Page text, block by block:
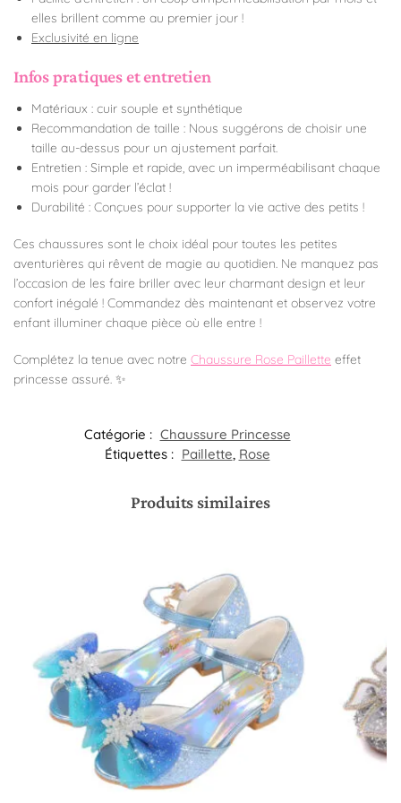
elles brillent comme au premier jour !
Exclusivité en ligne
Infos pratiques et entretien
Matériaux : cuir souple et synthétique
Recommandation de taille : Nous suggérons de choisir une
taille au-dessus pour un ajustement parfait.
Entretien : Simple et rapide, avec un imperméabilisant chaque
mois pour garder l’éclat !
Durabilité : Conçues pour supporter la vie active des petits !
Ces chaussures sont le choix idéal pour toutes les petites
aventurières qui rêvent de magie au quotidien. Ne manquez pas
l’occasion de les faire briller avec leur charmant design et leur
confort inégalé ! Commandez dès maintenant et observez votre
enfant illuminer chaque pièce où elle entre !
Complétez la tenue avec notre Chaussure Rose Paillette effet
princesse assuré. ✨
Catégorie : Chaussure Princesse
Étiquettes : Paillette, Rose
Produits similaires